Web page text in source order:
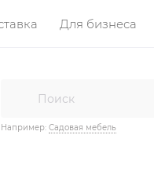
Для бизнеса
Например: Садовая мебель